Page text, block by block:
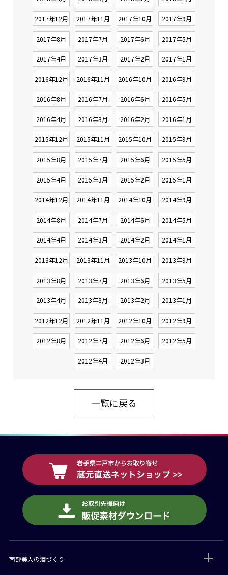
2017年12月 2017年11月 2017年10月 2017年9月
2017年8月 2017年7月 2017年6月 2017年5月
2017年4月 2017年3月 2017年2月 2017年1月
2016年12月 2016年11月 2016年10月 2016年9月
2016年8月 2016年7月 2016年6月 2016年5月
2016年4月 2016年3月 2016年2月 2016年1月
2015年12月 2015年11月 2015年10月 2015年9月
2015年8月 2015年7月 2015年6月 2015年5月
2015年4月 2015年3月 2015年2月 2015年1月
2014年12月 2014年11月 2014年10月 2014年9月
2014年8月 2014年7月 2014年6月 2014年5月
2014年4月 2014年3月 2014年2月 2014年1月
2013年12月 2013年11月 2013年10月 2013年9月
2013年8月 2013年7月 2013年6月 2013年5月
2013年4月 2013年3月 2013年2月 2013年1月
2012年12月 2012年11月 2012年10月 2012年9月
2012年8月 2012年7月 2012年6月 2012年5月
2012年4月 2012年3月
一覧に戻る
南部美人の酒づくり